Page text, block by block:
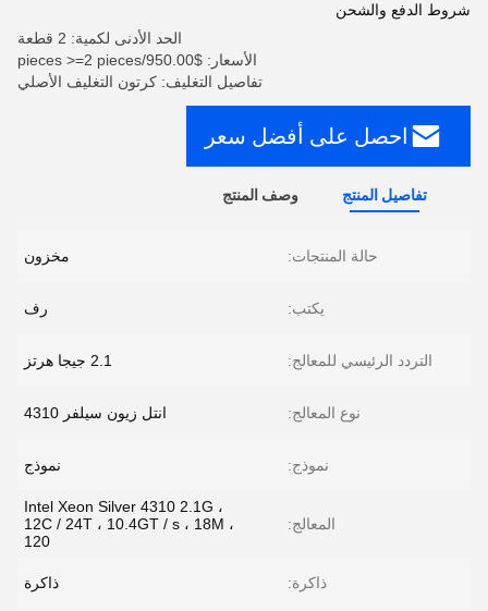
شروط الدفع والشحن
الحد الأدنى لكمية: 2 قطعة
الأسعار: $950.00/pieces >=2 pieces
تفاصيل التغليف: كرتون التغليف الأصلي
احصل على أفضل سعر
تفاصيل المنتج وصف المنتج
حالة المنتجات: مخزون
يكتب: رف
التردد الرئيسي للمعالج: 2.1 جيجا هرتز
نوع المعالج: انتل زيون سيلفر 4310
نموذج: نموذج
المعالج:
Intel Xeon Silver 4310 2.1G ،
12C / 24T ، 10.4GT / s ، 18M ،
120
ذاكرة: ذاكرة